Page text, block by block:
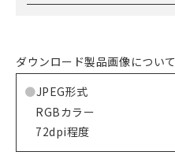
ダウンロード製品画像について
JPEG形式
RGBカラー
72dpi程度